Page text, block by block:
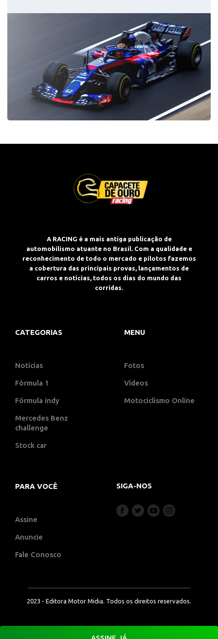
A RACING é a mais antiga publicação de
automobilismo atuante no Brasil. Com a qualidade e
reconhecimento de todo o mercado e pilotos fazemos
a cobertura das principais provas, lançamentos de
carros e notícias, todos os dias do mundo das
corridas.
CATEGORIAS
Notícias
Fórmula 1
Fórmula indy
Mercedes Benz
challenge
Stock car
MENU
Fotos
Vídeos
Motociclismo Online
PARA VOCÊ
Assine
Anuncie
Fale Conosco
SIGA-NOS
2023 - Editora Motor Midia. Todos os direitos reservados.